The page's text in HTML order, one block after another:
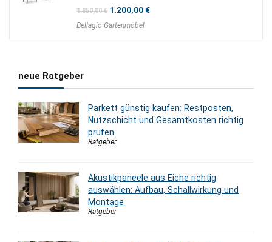
1.850,00€ Ursprünglicher
war:
1.200,00€Aktueller
Bellagio Gartenmöbel
neue Ratgeber
Parkett günstig kaufen: Restposten,
Nutzschicht und Gesamtkosten richtig
prüfen
Ratgeber
Akustikpaneele aus Eiche richtig
auswählen: Aufbau, Schallwirkung und
Montage
Ratgeber